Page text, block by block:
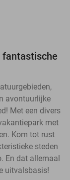
fantastische
avontuurlijke
Met een divers
met
Kom tot rust
steden
En dat allemaal
uitvalsbasis!